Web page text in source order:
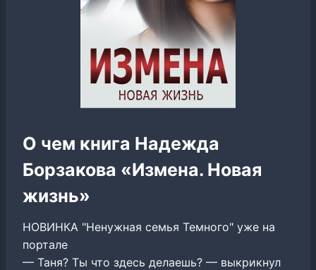
О чем книга Надежда
Борзакова «Измена. Новая
жизнь»
НОВИНКА "Ненужная семья Темного" уже на
портале
— Таня? Ты что здесь делаешь? — выкрикнул